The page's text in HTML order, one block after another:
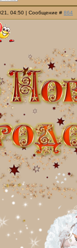
04:50 | Сообщение # 864